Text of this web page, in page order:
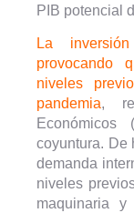
PIB potencial
La
provocando
niveles
pandemia,
coyuntura. De
demanda
niveles
maquinaria